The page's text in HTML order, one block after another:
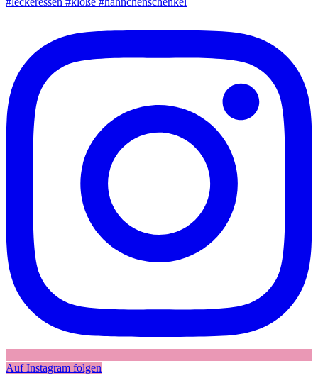
Auf Instagram folgen